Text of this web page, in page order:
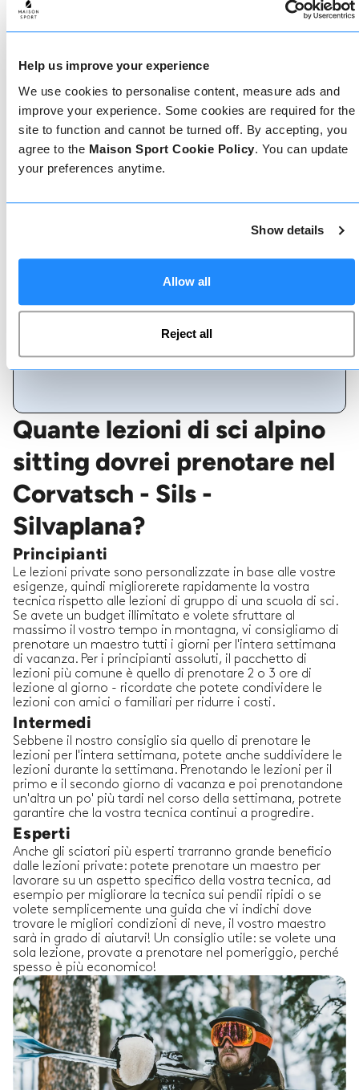
Help us improve your experience
We use cookies to personalise content, measure ads and
improve your experience. Some cookies are required for the
site to function and cannot be turned off. By accepting, you
agree to the Maison Sport Cookie Policy. You can update
your preferences anytime.
Show details
Allow all
Reject all
semplice, il nostro team di esperti è sempre a
disposizione per aiutarvi: prenotate subito online
o parlate con il nostro team se avete bisogno di
Prenota online
Chat dal vivo
Quante lezioni di sci alpino
sitting dovrei prenotare nel
Corvatsch - Sils -
Silvaplana?
Principianti
Le lezioni private sono personalizzate in base alle vostre
esigenze, quindi migliorerete rapidamente la vostra
tecnica rispetto alle lezioni di gruppo di una scuola di sci.
Se avete un budget illimitato e volete sfruttare al
massimo il vostro tempo in montagna, vi consigliamo di
prenotare un maestro tutti i giorni per l'intera settimana
di vacanza. Per i principianti assoluti, il pacchetto di
lezioni più comune è quello di prenotare 2 o 3 ore di
lezione al giorno - ricordate che potete condividere le
lezioni con amici o familiari per ridurre i costi.
Intermedi
Sebbene il nostro consiglio sia quello di prenotare le
lezioni per l'intera settimana, potete anche suddividere le
lezioni durante la settimana. Prenotando le lezioni per il
primo e il secondo giorno di vacanza e poi prenotandone
un'altra un po' più tardi nel corso della settimana, potrete
garantire che la vostra tecnica continui a progredire.
Esperti
Anche gli sciatori più esperti trarranno grande beneficio
dalle lezioni private: potete prenotare un maestro per
lavorare su un aspetto specifico della vostra tecnica, ad
esempio per migliorare la tecnica sui pendii ripidi o se
volete semplicemente una guida che vi indichi dove
trovare le migliori condizioni di neve, il vostro maestro
sarà in grado di aiutarvi! Un consiglio utile: se volete una
sola lezione, provate a prenotare nel pomeriggio, perché
spesso è più economico!